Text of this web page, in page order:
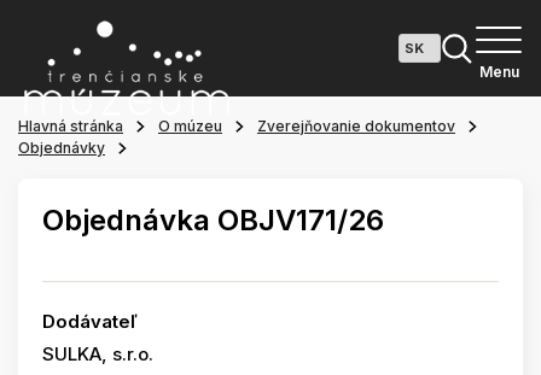
Menu
Hlavná stránka O múzeu
Zverejňovanie dokumentov
Objednávky
Objednávka OBJV171/26
Dodávateľ
SULKA, s.r.o.